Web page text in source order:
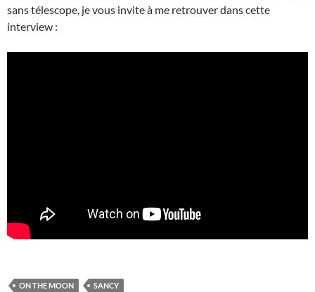
sans télescope, je vous invite à me retrouver dans cette
interview :
ON THE MOON SANCY